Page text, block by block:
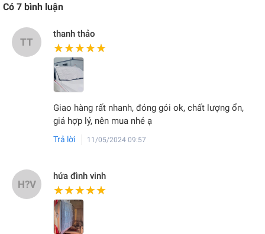
Có 7 bình luận
TT
thanh thảo
★★★★★
★★★★★
Giao hàng rất nhanh, đóng gói ok, chất lượng ổn,
giá hợp lý, nên mua nhé ạ
Trả lời 11/05/2024 09:57
H?V
hứa đình vinh
★★★★★
★★★★★